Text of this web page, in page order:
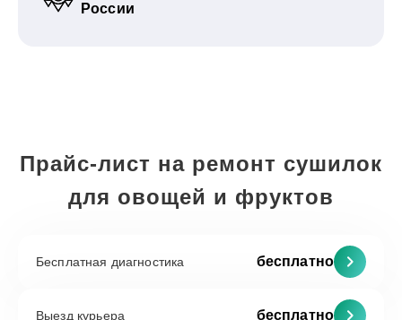
России
Прайс-лист на ремонт сушилок
для овощей и фруктов
Бесплатная диагностика бесплатно
Выезд курьера бесплатно